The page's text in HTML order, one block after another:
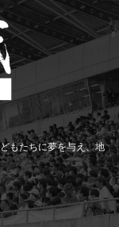
もたちに夢を与え、地